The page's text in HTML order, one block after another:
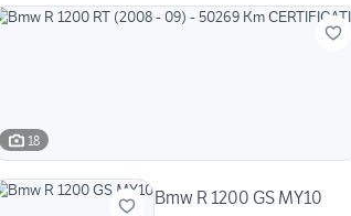
18
Bmw R 1200 GS MY10